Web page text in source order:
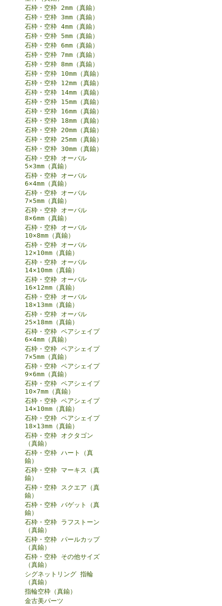
石枠・空枠 2mm（真鍮）
石枠・空枠 3mm（真鍮）
石枠・空枠 4mm（真鍮）
石枠・空枠 5mm（真鍮）
石枠・空枠 6mm（真鍮）
石枠・空枠 7mm（真鍮）
石枠・空枠 8mm（真鍮）
石枠・空枠 10mm（真鍮）
石枠・空枠 12mm（真鍮）
石枠・空枠 14mm（真鍮）
石枠・空枠 15mm（真鍮）
石枠・空枠 16mm（真鍮）
石枠・空枠 18mm（真鍮）
石枠・空枠 20mm（真鍮）
石枠・空枠 25mm（真鍮）
石枠・空枠 30mm（真鍮）
石枠・空枠 オーバル
5×3mm（真鍮）
石枠・空枠 オーバル
6×4mm（真鍮）
石枠・空枠 オーバル
7×5mm（真鍮）
石枠・空枠 オーバル
8×6mm（真鍮）
石枠・空枠 オーバル
10×8mm（真鍮）
石枠・空枠 オーバル
12×10mm（真鍮）
石枠・空枠 オーバル
14×10mm（真鍮）
石枠・空枠 オーバル
16×12mm（真鍮）
石枠・空枠 オーバル
18×13mm（真鍮）
石枠・空枠 オーバル
25×18mm（真鍮）
石枠・空枠 ペアシェイプ
6×4mm（真鍮）
石枠・空枠 ペアシェイプ
7×5mm（真鍮）
石枠・空枠 ペアシェイプ
9×6mm（真鍮）
石枠・空枠 ペアシェイプ
10×7mm（真鍮）
石枠・空枠 ペアシェイプ
14×10mm（真鍮）
石枠・空枠 ペアシェイプ
18×13mm（真鍮）
石枠・空枠 オクタゴン
（真鍮）
石枠・空枠 ハート（真
鍮）
石枠・空枠 マーキス（真
鍮）
石枠・空枠 スクエア（真
鍮）
石枠・空枠 バゲット（真
鍮）
石枠・空枠 ラフストーン
（真鍮）
石枠・空枠 パールカップ
（真鍮）
石枠・空枠 その他サイズ
（真鍮）
シグネットリング 指輪
（真鍮）
指輪空枠（真鍮）
金古美パーツ